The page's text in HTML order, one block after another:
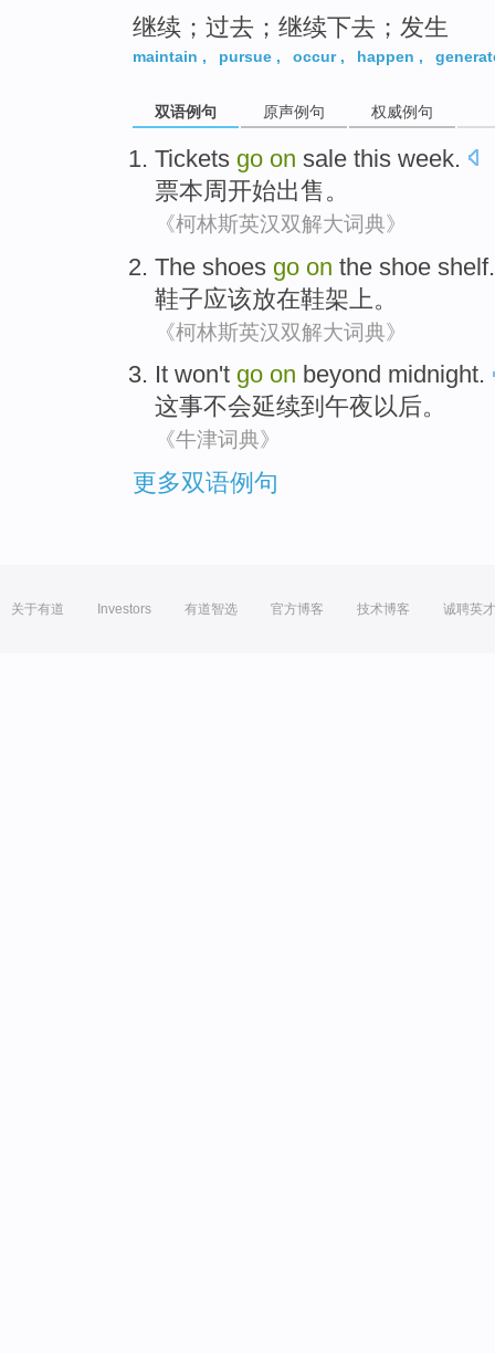
继续；过去；继续下去；发生
maintain , pursue , occur, happen ,
双语例句 原声例句 权威例句
Tickets go on sale this week.
票本周开始出售。
《柯林斯英汉双解大词典》
The shoes go on the shoe shelf.
鞋子应该放在鞋架上。
《柯林斯英汉双解大词典》
It won't go on beyond midnight.
这事不会延续到 午夜以后。
《牛津词典》
更多双语例句
关于有道 Investors 有道智选 官方博客 技术博客 诚聘英才